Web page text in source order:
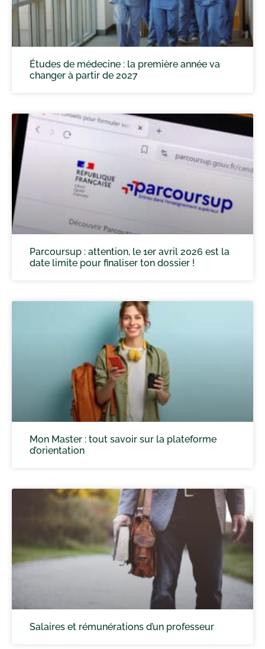
Études de médecine : la première année va
changer à partir de 2027
Parcoursup : attention, le 1er avril 2026 est la
date limite pour finaliser ton dossier !
Mon Master : tout savoir sur la plateforme
d’orientation
Salaires et rémunérations d’un professeur